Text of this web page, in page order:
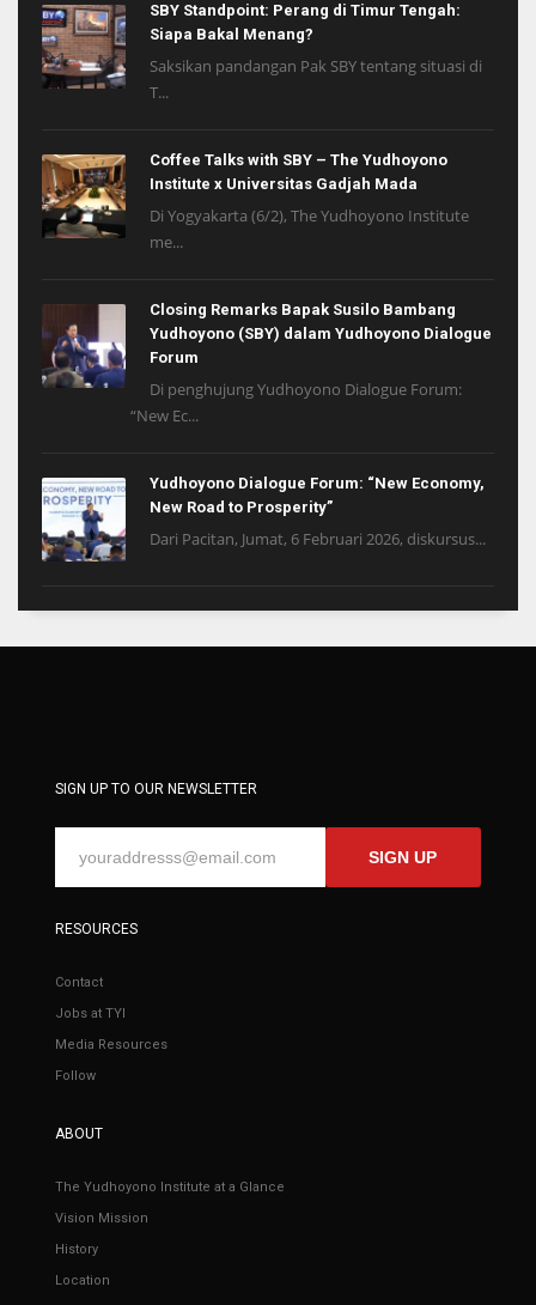
SBY Standpoint: Perang di Timur Tengah:
Siapa Bakal Menang?
Saksikan pandangan Pak SBY tentang situasi di
T...
Coffee Talks with SBY – The Yudhoyono
Institute x Universitas Gadjah Mada
Di Yogyakarta (6/2), The Yudhoyono Institute
me...
Closing Remarks Bapak Susilo Bambang
Yudhoyono (SBY) dalam Yudhoyono Dialogue
Forum
Di penghujung Yudhoyono Dialogue Forum:
“New Ec...
Yudhoyono Dialogue Forum: “New Economy,
New Road to Prosperity”
Dari Pacitan, Jumat, 6 Februari 2026, diskursus...
SIGN UP TO OUR NEWSLETTER
SIGN UP
RESOURCES
Contact
Jobs at TYI
Media Resources
Follow
ABOUT
The Yudhoyono Institute at a Glance
Vision Mission
History
Location